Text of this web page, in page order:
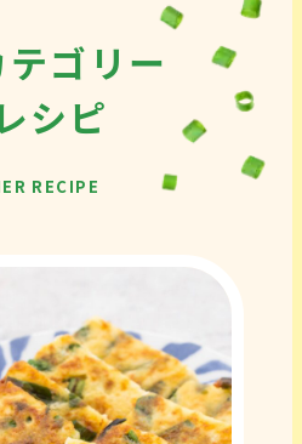
ゴリー
シピ
RECIPE